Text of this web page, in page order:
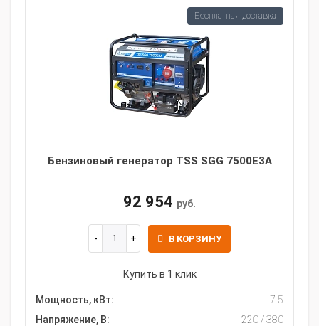
Бензиновый генератор TSS SGG 7500Е3A
92 954 руб.
В КОРЗИНУ
Купить в 1 клик
Мощность, кВт:
7.5
Напряжение, В:
220 / 380
Бесплатная доставка